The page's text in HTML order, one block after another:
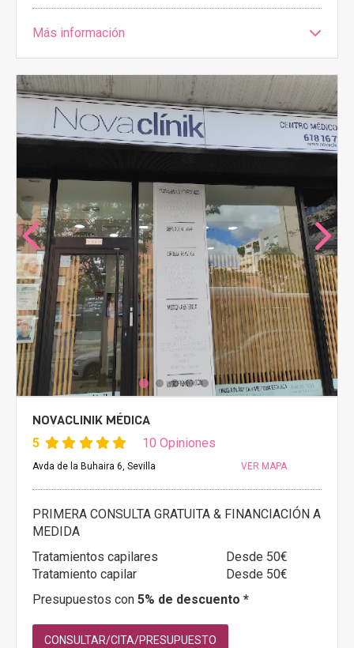
Más información
NOVACLINIK MÉDICA
5 10 Opiniones
Avda de la Buhaira 6, Sevilla VER MAPA
PRIMERA CONSULTA GRATUITA & FINANCIACIÓN A
MEDIDA
Tratamientos capilares
Desde 50€
Tratamiento capilar
Desde 50€
Presupuestos con 5% de descuento *
CONSULTAR/CITA/PRESUPUESTO